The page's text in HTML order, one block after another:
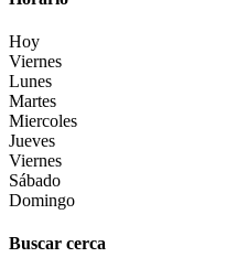
Hoy
Viernes
Lunes
Martes
Miercoles
Jueves
Viernes
Sábado
Domingo
Buscar cerca